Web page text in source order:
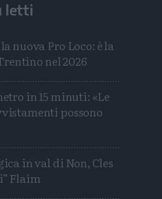
letti
nuova Pro Loco: è la
nel 2026
in 15 minuti: «Le
possono
in val di Non, Cles
Flaim